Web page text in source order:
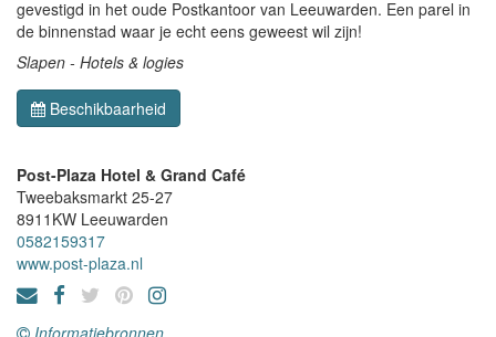
gevestigd in het oude Postkantoor van Leeuwarden. Een parel in
de binnenstad waar je echt eens geweest wil zijn!
Slapen - Hotels & logies
Beschikbaarheid
Post-Plaza Hotel & Grand Café
Tweebaksmarkt 25-27
8911KW Leeuwarden
0582159317
www.post-plaza.nl
Informatiebronnen